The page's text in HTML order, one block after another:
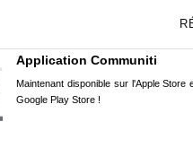
Application Communiti
Maintenant disponible sur l'Apple Store
Google Play Store !